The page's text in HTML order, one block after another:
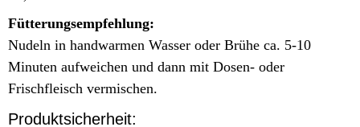
Fütterungsempfehlung:
Nudeln in handwarmen Wasser oder Brühe ca. 5-10
Minuten aufweichen und dann mit Dosen- oder
Frischfleisch vermischen.
Produktsicherheit: